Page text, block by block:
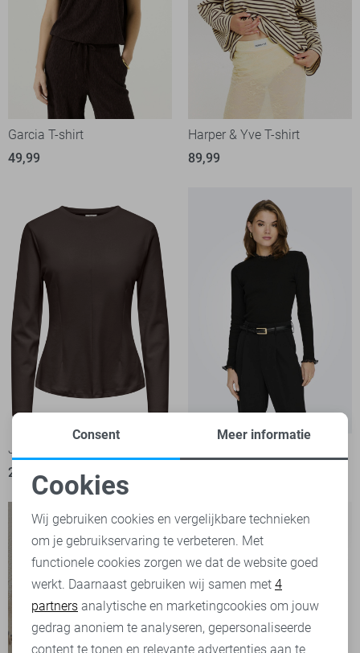
Garcia T-shirt
49,99
Harper & Yve T-shirt
89,99
Jacqueline de Yong T-shirt
26,99
Noodzakelijke cookies
Personalisatie cookies
Analytische cookies
Marketing cookies
Consent Meer informatie
Cookies
Wij gebruiken cookies en vergelijkbare technieken
om je gebruikservaring te verbeteren. Met
functionele cookies zorgen we dat de website goed
werkt. Daarnaast gebruiken wij samen met 4
partners analytische en marketingcookies om jouw
gedrag anoniem te analyseren, gepersonaliseerde
content te tonen en relevante advertenties aan te